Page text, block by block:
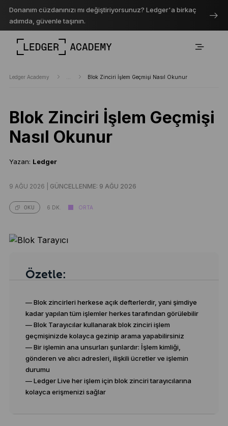
Donanım cüzdanınızı mı değiştiriyorsunuz? Ledger'a birkaç
adımda, güvenle taşının.
Ledger Academy Blok Zinciri İşlem Geçmişi Nasıl Okunur
Blok Zinciri İşlem Geçmişi
Nasıl Okunur
Yazan: Ledger
9 AĞU 2026 | GÜNCELLENME: 9 AĞU 2026
OKU 6 DK. ORTA
Özetle:
— Blok zincirleri herkese açık defterlerdir, yani şimdiye
kadar yapılan tüm işlemler herkes tarafından görülebilir
— Blok Tarayıcılar kullanarak blok zinciri işlem
geçmişinizde kolayca gezinip arama yapabilirsiniz
— Bir işlemin ana unsurları şunlardır: İşlem kimliği,
gönderen ve alıcı adresleri, ilişkili ücretler ve işlemin
durumu
— Ledger Live her işlem için blok zinciri tarayıcılarına
kolayca erişmenizi sağlar